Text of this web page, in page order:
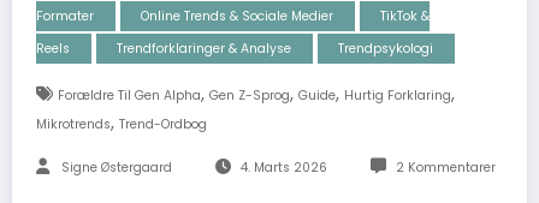
Formater
Online Trends & Sociale Medier
TikTok &
Reels
Trendforklaringer & Analyse Trendpsykologi
Forældre Til Gen Alpha, Gen Z-Sprog, Guide, Hurtig Forklaring,
Mikrotrends, Trend-Ordbog
Signe Østergaard 4. Marts 2026 2 Kommentarer